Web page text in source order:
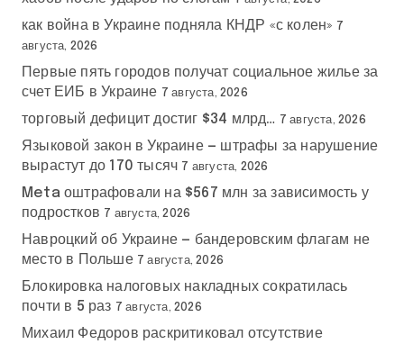
как война в Украине подняла КНДР «с колен» 7
августа, 2026
Первые пять городов получат социальное жилье за
счет ЕИБ в Украине 7 августа, 2026
торговый дефицит достиг $34 млрд… 7 августа, 2026
Языковой закон в Украине — штрафы за нарушение
вырастут до 170 тысяч 7 августа, 2026
Meta оштрафовали на $567 млн за зависимость у
подростков 7 августа, 2026
Навроцкий об Украине — бандеровским флагам не
место в Польше 7 августа, 2026
Блокировка налоговых накладных сократилась
почти в 5 раз 7 августа, 2026
Михаил Федоров раскритиковал отсутствие